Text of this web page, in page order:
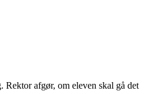
Rektor afgør, om eleven skal gå det